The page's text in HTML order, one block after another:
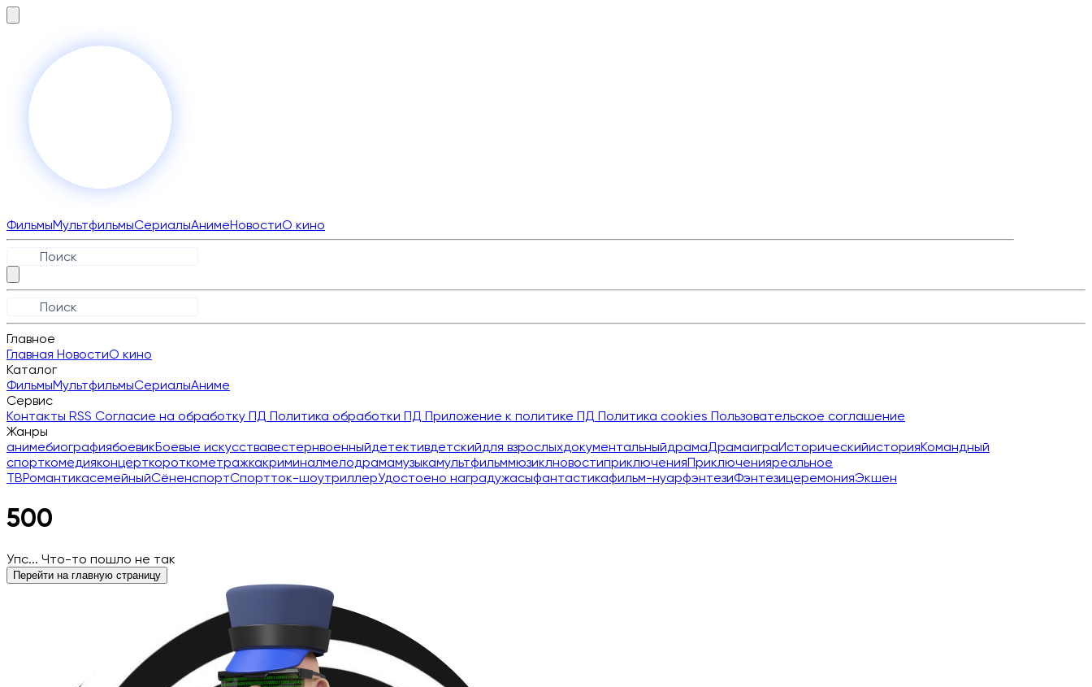
ФильмыМультфильмыСериалыАнимеНовостиО кино
Главное
Главная НовостиО кино
Каталог
ФильмыМультфильмыСериалыАниме
Сервис
Контакты RSS Согласие на обработку ПД Политика обработки ПД Приложение к политике ПД Политика cookies Пользовательское соглашение
Жанры
анимебиографиябоевикБоевые искусствавестернвоенныйдетективдетскийдля взрослыхдокументальныйдрамаДрамаиграИсторическийисторияКомандный
спорткомедияконцерткороткометражкакриминалмелодрамамузыкамультфильммюзиклновостиприключенияПриключенияреальное
ТВРомантикасемейныйСёненспортСпортток-шоутриллерУдостоено наградужасыфантастикафильм-нуарфэнтезиФэнтезицеремонияЭкшен
500
Упс... Что-то пошло не так
Перейти на главную страницу